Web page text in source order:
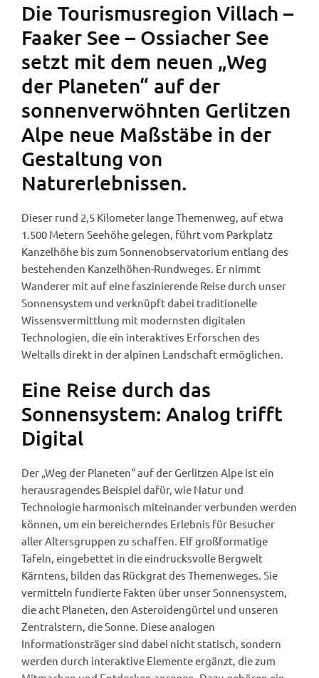
Die Tourismusregion Villach –
Faaker See – Ossiacher See
setzt mit dem neuen „Weg
der Planeten“ auf der
sonnenverwöhnten Gerlitzen
Alpe neue Maßstäbe in der
Gestaltung von
Naturerlebnissen.
Dieser rund 2,5 Kilometer lange Themenweg, auf etwa
1.500 Metern Seehöhe gelegen, führt vom Parkplatz
Kanzelhöhe bis zum Sonnenobservatorium entlang des
bestehenden Kanzelhöhen-Rundweges. Er nimmt
Wanderer mit auf eine faszinierende Reise durch unser
Sonnensystem und verknüpft dabei traditionelle
Wissensvermittlung mit modernsten digitalen
Technologien, die ein interaktives Erforschen des
Weltalls direkt in der alpinen Landschaft ermöglichen.
Eine Reise durch das
Sonnensystem: Analog trifft
Digital
Der „Weg der Planeten“ auf der Gerlitzen Alpe ist ein
herausragendes Beispiel dafür, wie Natur und
Technologie harmonisch miteinander verbunden werden
können, um ein bereicherndes Erlebnis für Besucher
aller Altersgruppen zu schaffen. Elf großformatige
Tafeln, eingebettet in die eindrucksvolle Bergwelt
Kärntens, bilden das Rückgrat des Themenweges. Sie
vermitteln fundierte Fakten über unser Sonnensystem,
die acht Planeten, den Asteroidengürtel und unseren
Zentralstern, die Sonne. Diese analogen
Informationsträger sind dabei nicht statisch, sondern
werden durch interaktive Elemente ergänzt, die zum